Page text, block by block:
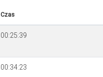
Czas
00:25:39
00:34:23